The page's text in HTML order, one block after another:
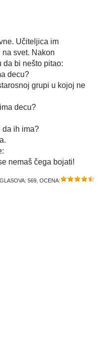
Učiteljica im
svet. Nakon
da bi nešto pitao:
decu?
grupi u kojoj ne
decu?
da ih ima?
nemaš čega bojati!
GLASOVA: 569 , OCENA: